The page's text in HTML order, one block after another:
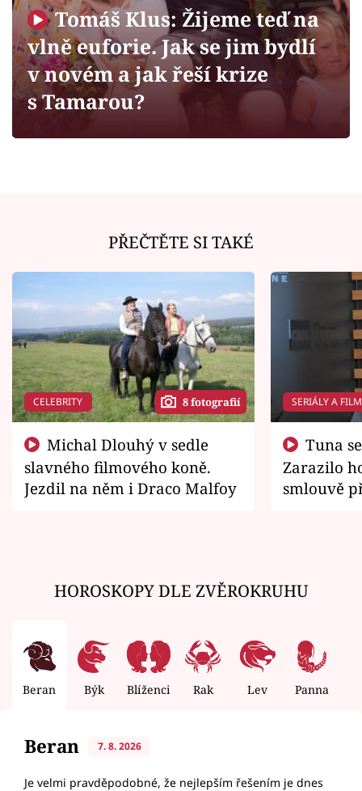
Sledujte prima+
Filmový festival Karlovy Vary
Sledujte nás
Tomáš Klus: Žijeme teď na
vlně euforie. Jak se jim bydlí
v novém a jak řeší krize
s Tamarou?
PŘEČTĚTE SI TAKÉ
CELEBRITY 8 fotografií
slavného filmového koně.
Jezdil na něm i Draco Malfoy
SERIÁLY A
Zarazilo
smlouvě
HOROSKOPY DLE ZVĚROKRUHU
Beran Býk Blíženci Rak Lev Panna
Beran 7. 8. 2026
Je velmi pravděpodobné, že nejlepším řešením je dnes